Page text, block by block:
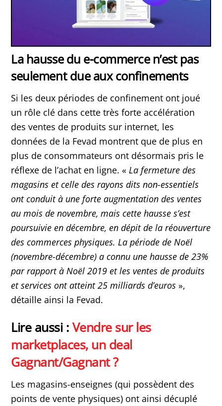
La hausse du e-commerce n’est pas
seulement due aux confinements
Si les deux périodes de confinement ont joué
un rôle clé dans cette très forte accélération
des ventes de produits sur internet, les
données de la Fevad montrent que de plus en
plus de consommateurs ont désormais pris le
réflexe de l’achat en ligne. « La fermeture des
magasins et celle des rayons dits non-essentiels
ont conduit à une forte augmentation des ventes
au mois de novembre, mais cette hausse s’est
poursuivie en décembre, en dépit de la réouverture
des commerces physiques. La période de Noël
(novembre-décembre) a connu une hausse de 23%
par rapport à Noël 2019 et les ventes de produits
et services ont atteint 25 milliards d’euros »,
détaille ainsi la Fevad.
Lire aussi : Vendre sur les
marketplaces, un deal
Gagnant/Gagnant ?
Les magasins-enseignes (qui possèdent des
points de vente physiques) ont ainsi décuplé